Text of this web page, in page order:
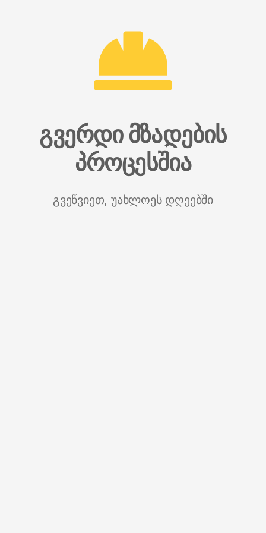
გვერდი მზადების
პროცესშია
გვეწვიეთ, უახლოეს დღეებში